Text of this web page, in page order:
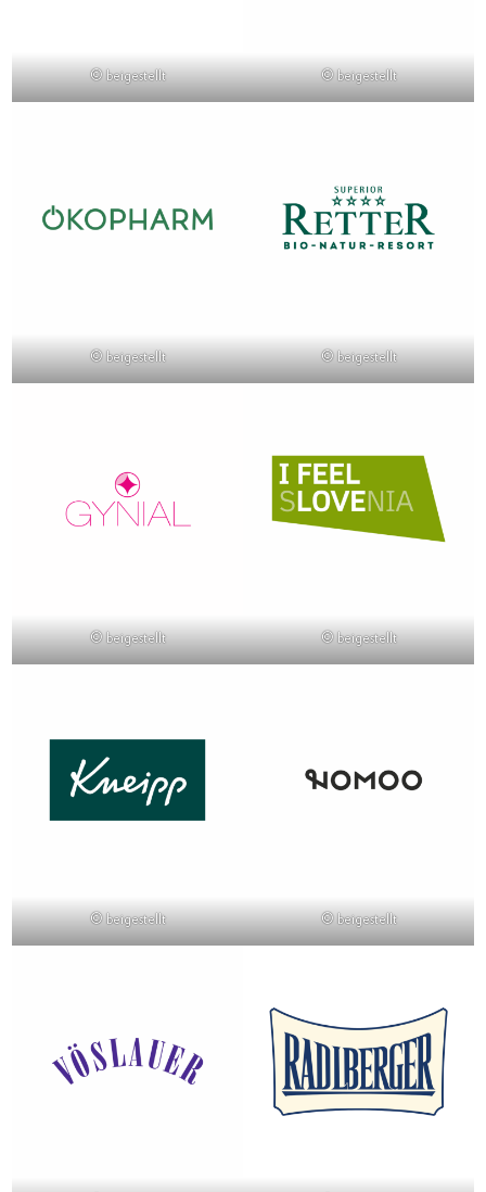
© beigestellt © beigestellt
© beigestellt © beigestellt
© beigestellt © beigestellt
© beigestellt © beigestellt